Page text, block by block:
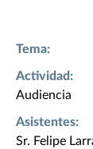
Tema:
Actividad:
Audiencia
Asistentes:
Sr. Felipe